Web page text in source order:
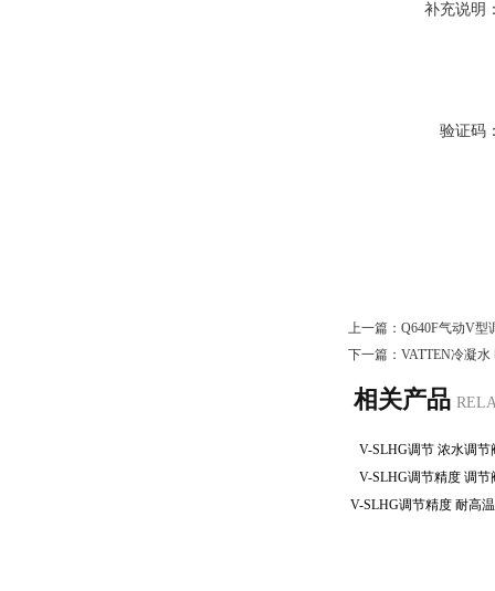
补充说明
验证码
上一篇： Q640F气动V型
下一篇： VATTEN冷凝
相关产品
V-SLHG调节 浓水调
V-SLHG调节精度 调